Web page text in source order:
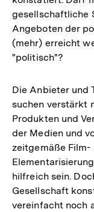
gesellschaftliche
Angeboten der
(mehr) erreicht
"politisch"?
Die Anbieter und
suchen verstärkt
Produkten und
der Medien und
zeitgemäße Film-
hilfreich sein.
Gesellschaft
vereinfacht noch